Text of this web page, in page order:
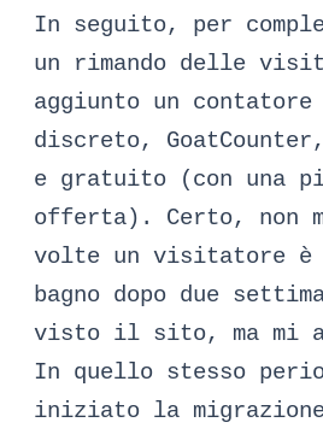
In seguito, per
un rimando delle
aggiunto un contatore
discreto, GoatCounter
e gratuito (con una
offerta). Certo, non
volte un visitatore è
bagno dopo due
visto il sito, ma mi
In quello stesso
iniziato la